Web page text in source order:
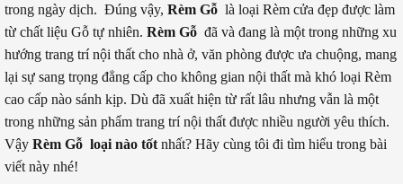
trong ngày dịch. Đúng vậy, Rèm Gỗ là loại Rèm cửa đẹp được làm
từ chất liệu Gỗ tự nhiên. Rèm Gỗ đã và đang là một trong những xu
hướng trang trí nội thất cho nhà ở, văn phòng được ưa chuộng, mang
lại sự sang trọng đẳng cấp cho không gian nội thất mà khó loại Rèm
cao cấp nào sánh kịp. Dù đã xuất hiện từ rất lâu nhưng vẫn là một
trong những sản phẩm trang trí nội thất được nhiều người yêu thích.
Vậy Rèm Gỗ loại nào tốt nhất? Hãy cùng tôi đi tìm hiểu trong bài
viết này nhé!